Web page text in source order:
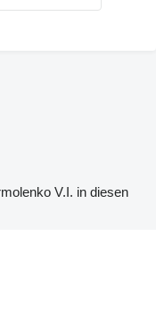
V.I. in diesen